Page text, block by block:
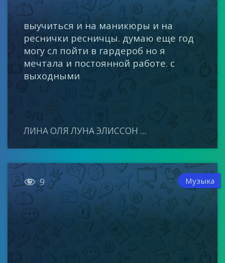
выучиться и на маникюры и на
реснички ресничцы. думаю еще год
могу сл пойти в гардероб но я
мечтала и постоянной работе. с
выходными
ЛИНА ОЛЯ ЛУНА ЭЛИССОН ...
 9 Музыка